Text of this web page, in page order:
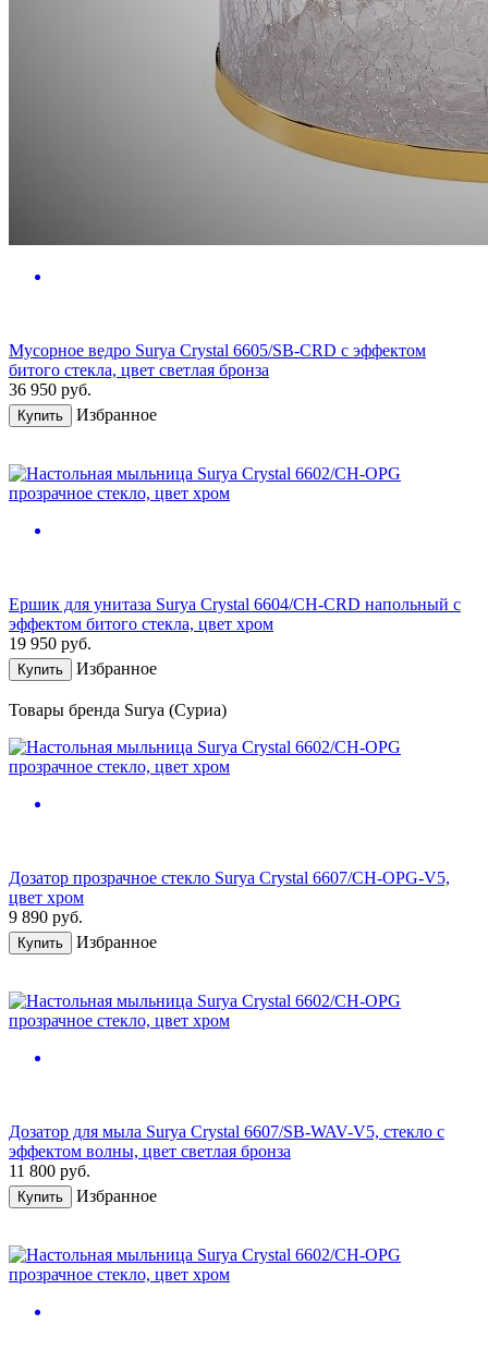
Мусорное ведро Surya Crystal 6605/SB-CRD с эффектом
битого стекла, цвет светлая бронза
36 950 руб.
Купить Избранное
Ершик для унитаза Surya Crystal 6604/CH-CRD напольный с
эффектом битого стекла, цвет хром
19 950 руб.
Купить Избранное
Товары бренда Surya (Суриа)
Дозатор прозрачное стекло Surya Crystal 6607/CH-OPG-V5,
цвет хром
9 890 руб.
Купить Избранное
Дозатор для мыла Surya Crystal 6607/SB-WAV-V5, стекло с
эффектом волны, цвет светлая бронза
11 800 руб.
Купить Избранное